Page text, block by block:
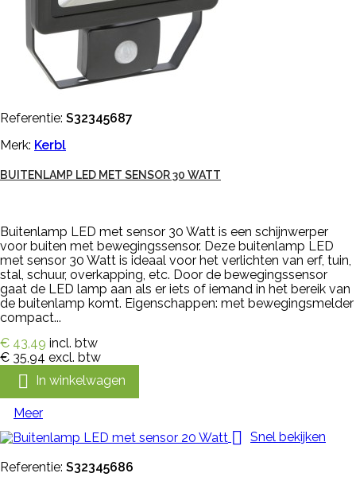
Referentie: S32345687
Merk: Kerbl
BUITENLAMP LED MET SENSOR 30 WATT
Buitenlamp LED met sensor 30 Watt is een schijnwerper
voor buiten met bewegingssensor. Deze buitenlamp LED
met sensor 30 Watt is ideaal voor het verlichten van erf, tuin,
stal, schuur, overkapping, etc. Door de bewegingssensor
gaat de LED lamp aan als er iets of iemand in het bereik van
de buitenlamp komt. Eigenschappen: met bewegingsmelder
compact...
€ 43,49 incl. btw
€ 35,94 excl. btw
 In winkelwagen
Meer
 Snel bekijken
Referentie: S32345686